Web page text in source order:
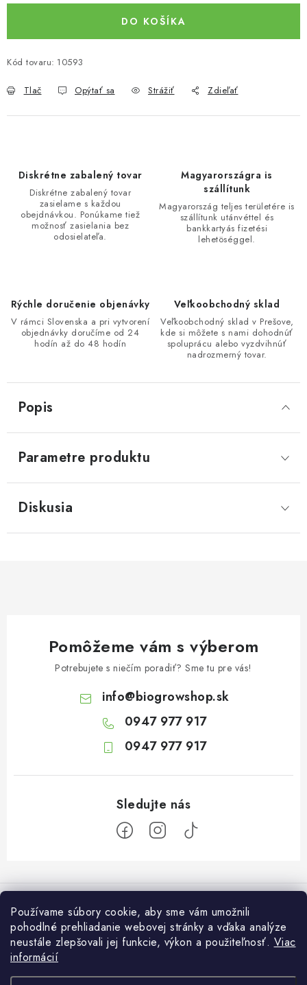
Používame súbory cookie, aby sme vám umožnili
pohodlné prehliadanie webovej stránky a vďaka analýze
neustále zlepšovali jej funkcie, výkon a použiteľnosť. Viac
informácií
DO KOŠÍKA
Kód tovaru: 10593
Tlač Opýtať sa Strážiť Zdieľať
Diskrétne zabalený tovar
Diskrétne zabalený tovar
zasielame s každou
obejdnávkou. Ponúkame tiež
možnosť zasielania bez
odosielateľa.
Magyarországra is
szállítunk
Magyarország teljes területére is
szállítunk utánvéttel és
bankkartyás fizetési
lehetöséggel.
Rýchle doručenie objenávky
V rámci Slovenska a pri vytvorení
objednávky doručíme od 24
hodín až do 48 hodín
Veľkoobchodný sklad
Veľkoobchodný sklad v Prešove,
kde si môžete s nami dohodnúť
spoluprácu alebo vyzdvihnúť
nadrozmerný tovar.
Popis
Parametre produktu
Diskusia
Pomôžeme vám s výberom
Potrebujete s niečím poradiť? Sme tu pre vás!
info@biogrowshop.sk
0947 977 917
0947 977 917
á
O nás
Platba a dodanie
Podmienky ochrany osobných údajov
Otvaracie hodiny veľkosklad
Pondelok: 7:30 – 16:00
Utorok: 7:30 – 16:00